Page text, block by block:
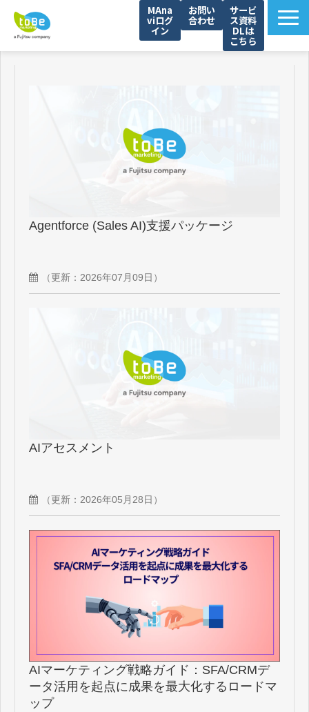
MAna
viログ
イン
お問い
合わせ
サービ
ス資料
DLは
こちら
解決できる課題
導入事例
資料ダウンロード一覧（WP）
Agentforce (Sales AI)支援パッケージ
（更新： 2026年07月09日 ）
AIアセスメント
（更新： 2026年05月28日 ）
AIマーケティング戦略ガイド：SFA/CRMデ
ータ活用を起点に成果を最大化するロードマ
ップ